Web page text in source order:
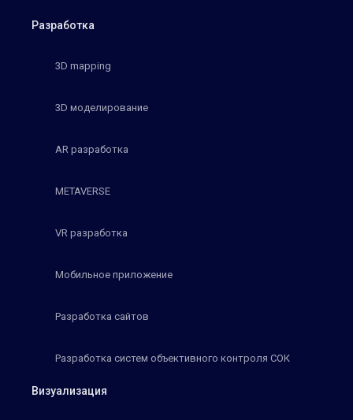
Разработка
3D mapping
3D моделирование
AR разработка
METAVERSE
VR разработка
Мобильное приложение
Разработка сайтов
Разработка систем объективного контроля СОК
Визуализация